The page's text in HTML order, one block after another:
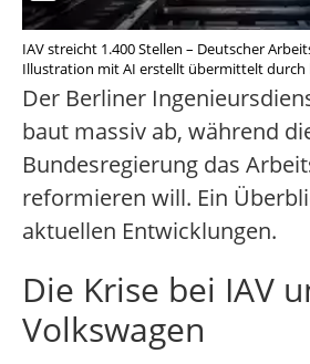
IAV streicht 1.400 Stellen – Deutscher
Illustration mit AI erstellt übermittelt durch
Der Berliner
baut massiv ab, während
Bundesregierung das
reformieren will. Ein
aktuellen Entwicklungen.
Die Krise bei IAV
Volkswagen